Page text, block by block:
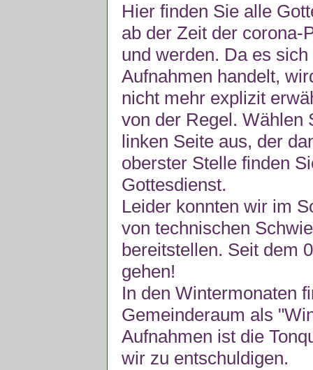
Hier finden Sie alle
ab der Zeit der corona-
und werden. Da es
Aufnahmen handelt,
nicht mehr explizit
von der Regel. Wählen
linken Seite aus, der
oberster Stelle finden
Gottesdienst.
Leider konnten wir im
von technischen
bereitstellen. Seit dem
gehen!
In den Wintermonaten
Gemeinderaum als
Aufnahmen ist die
wir zu entschuldigen.